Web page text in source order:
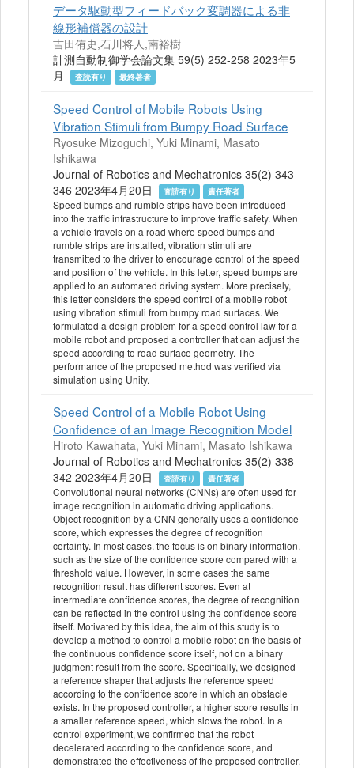
データ駆動型フィードバック変調器による非
線形補償器の設計
吉田侑史,石川将人,南裕樹
計測自動制御学会論文集 59(5) 252-258 2023年5
月
査読有り 最終著者
Speed Control of Mobile Robots Using
Vibration Stimuli from Bumpy Road Surface
Ryosuke Mizoguchi, Yuki Minami, Masato
Ishikawa
Journal of Robotics and Mechatronics 35(2) 343-
346 2023年4月20日
査読有り 責任著者
Speed bumps and rumble strips have been introduced
into the traffic infrastructure to improve traffic safety. When
a vehicle travels on a road where speed bumps and
rumble strips are installed, vibration stimuli are
transmitted to the driver to encourage control of the speed
and position of the vehicle. In this letter, speed bumps are
applied to an automated driving system. More precisely,
this letter considers the speed control of a mobile robot
using vibration stimuli from bumpy road surfaces. We
formulated a design problem for a speed control law for a
mobile robot and proposed a controller that can adjust the
speed according to road surface geometry. The
performance of the proposed method was verified via
simulation using Unity.
Speed Control of a Mobile Robot Using
Confidence of an Image Recognition Model
Hiroto Kawahata, Yuki Minami, Masato Ishikawa
Journal of Robotics and Mechatronics 35(2) 338-
342 2023年4月20日
査読有り 責任著者
Convolutional neural networks (CNNs) are often used for
image recognition in automatic driving applications.
Object recognition by a CNN generally uses a confidence
score, which expresses the degree of recognition
certainty. In most cases, the focus is on binary information,
such as the size of the confidence score compared with a
threshold value. However, in some cases the same
recognition result has different scores. Even at
intermediate confidence scores, the degree of recognition
can be reflected in the control using the confidence score
itself. Motivated by this idea, the aim of this study is to
develop a method to control a mobile robot on the basis of
the continuous confidence score itself, not on a binary
judgment result from the score. Specifically, we designed
a reference shaper that adjusts the reference speed
according to the confidence score in which an obstacle
exists. In the proposed controller, a higher score results in
a smaller reference speed, which slows the robot. In a
control experiment, we confirmed that the robot
decelerated according to the confidence score, and
demonstrated the effectiveness of the proposed controller.